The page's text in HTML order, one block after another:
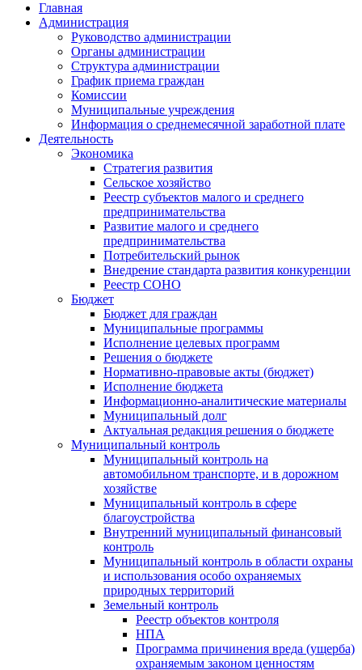
Главная
Администрация
Руководство администрации
Органы администрации
Структура администрации
График приема граждан
Комиссии
Муниципальные учреждения
Информация о среднемесячной заработной плате
Деятельность
Экономика
Стратегия развития
Сельское хозяйство
Реестр субъектов малого и среднего
предпринимательства
Развитие малого и среднего
предпринимательства
Потребительский рынок
Внедрение стандарта развития конкуренции
Реестр СОНО
Бюджет
Бюджет для граждан
Муниципальные программы
Исполнение целевых программ
Решения о бюджете
Нормативно-правовые акты (бюджет)
Исполнение бюджета
Информационно-аналитические материалы
Муниципальный долг
Актуальная редакция решения о бюджете
Муниципальный контроль
Муниципальный контроль на
автомобильном транспорте, и в дорожном
хозяйстве
Муниципальный контроль в сфере
благоустройства
Внутренний муниципальный финансовый
контроль
Муниципальный контроль в области охраны
и использования особо охраняемых
природных территорий
Земельный контроль
Реестр объектов контроля
НПА
Программа причинения вреда (ущерба)
охраняемым законом ценностям